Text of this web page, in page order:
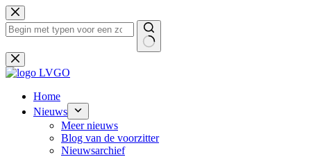
Ga
naar
de
Geen
resultaten
Home
Nieuws
Meer nieuws
Blog van de voorzitter
Nieuwsarchief